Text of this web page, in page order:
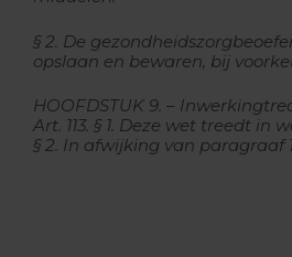
§ 2. De
opslaan en bewaren, bij
HOOFDSTUK 9. –
Art. 113. § 1. Deze wet treedt in
§ 2. In afwijking van paragraaf